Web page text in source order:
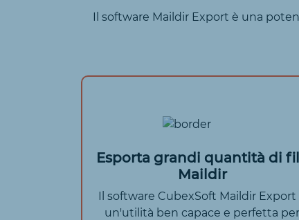
Il software Maildir Export è una
Esporta grandi quantità di
Maildir
Il software CubexSoft Maildir Export
un'utilità ben capace e perfetta per